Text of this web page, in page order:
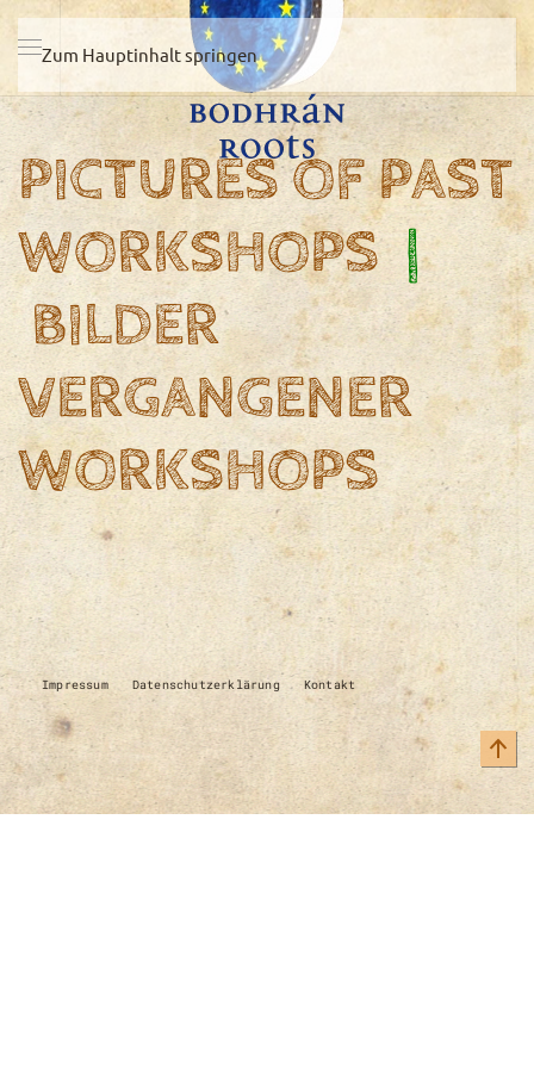
Zum Hauptinhalt springen
PICTURES OF PAST
WORKSHOPS|
BILDER
VERGANGENER
WORKSHOPS
Impressum Datenschutzerklärung Kontakt